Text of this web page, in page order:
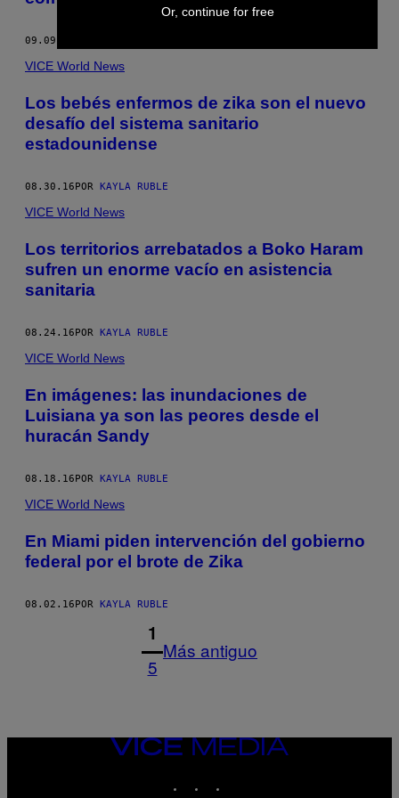
09.09.16
VICE World News
Los bebés enfermos de zika son el nuevo
desafío del sistema sanitario
estadounidense
08.30.16POR KAYLA RUBLE
VICE World News
Los territorios arrebatados a Boko Haram
sufren un enorme vacío en asistencia
sanitaria
08.24.16POR KAYLA RUBLE
VICE World News
En imágenes: las inundaciones de
Luisiana ya son las peores desde el
huracán Sandy
08.18.16POR KAYLA RUBLE
VICE World News
En Miami piden intervención del gobierno
federal por el brote de Zika
08.02.16POR KAYLA RUBLE
1
5
Más antiguo
VICE
MEDIA
Or, continue for free